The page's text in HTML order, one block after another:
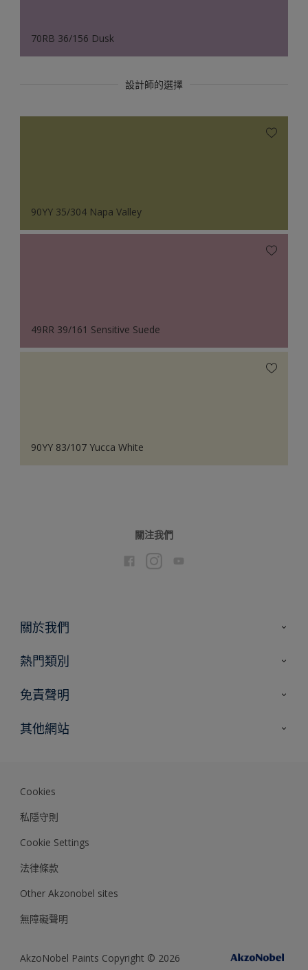
70RB 36/156 Dusk
設計師的選擇
90YY 35/304 Napa Valley
49RR 39/161 Sensitive Suede
90YY 83/107 Yucca White
關注我們
關於我們
聯絡我們
熱門類別
尋找顏色
專家見解
免責聲明
色彩準確度
其他網站
Cookies
私隱守則
Cookie Settings
法律條款
Other Akzonobel sites
無障礙聲明
AkzoNobel Paints Copyright © 2026